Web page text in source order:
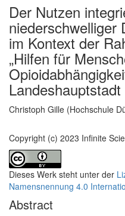
Der Nutzen
niederschwelliger
im Kontext der
„Hilfen für
Hauptsächlicher
Christoph Gille (Hochschule
Copyright (c) 2023 Infinite
Dieses Werk steht unter der
Namensnennung 4.0
Abstract